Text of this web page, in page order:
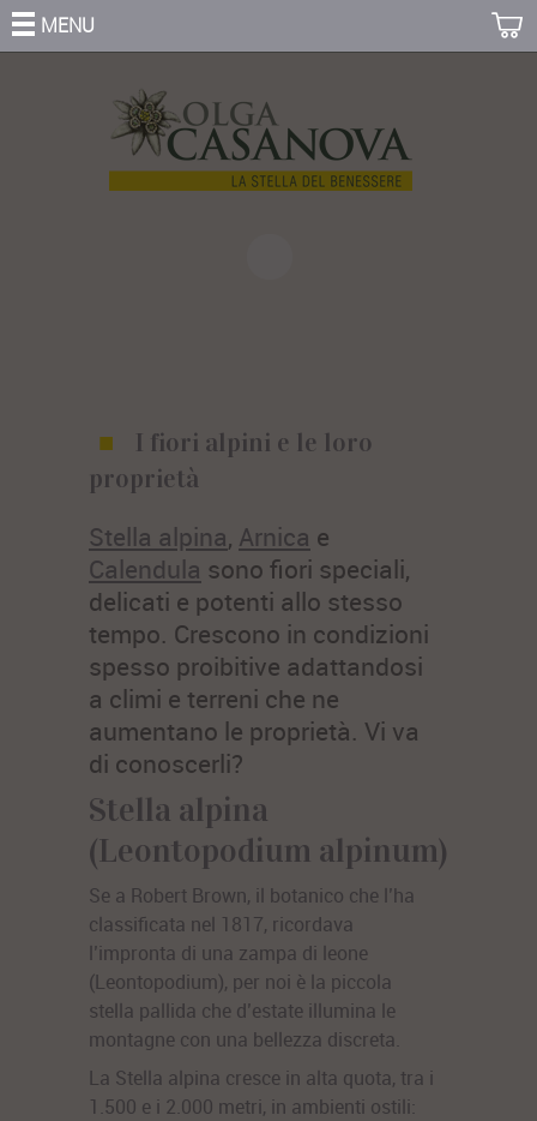
MENU
I fiori alpini e le loro
proprietà
Stella alpina, Arnica e
Calendula sono fiori speciali,
delicati e potenti allo stesso
tempo. Crescono in condizioni
spesso proibitive adattandosi
a climi e terreni che ne
aumentano le proprietà. Vi va
di conoscerli?
Stella alpina
(Leontopodium alpinum)
Se a Robert Brown, il botanico che l’ha
classificata nel 1817, ricordava
l’impronta di una zampa di leone
(Leontopodium), per noi è la piccola
stella pallida che d’estate illumina le
montagne con una bellezza discreta.
La Stella alpina cresce in alta quota, tra i
1.500 e i 2.000 metri, in ambienti ostili: